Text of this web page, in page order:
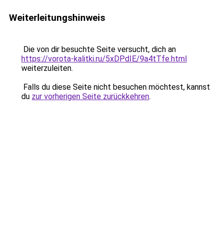
Weiterleitungshinweis
Die von dir besuchte Seite versucht, dich an
https://vorota-kalitki.ru/5xDPdIE/9a4tTfe.html
weiterzuleiten.
Falls du diese Seite nicht besuchen möchtest, kannst
du zur vorherigen Seite zurückkehren.